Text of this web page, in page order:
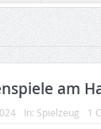
am
In: Spielzeug 1